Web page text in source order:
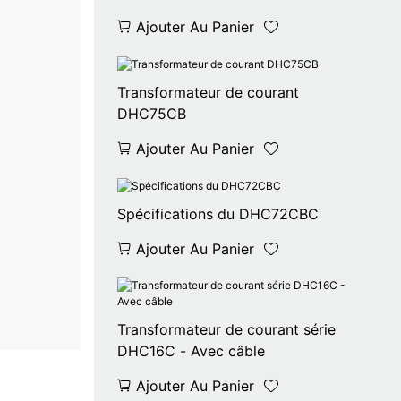
Ajouter Au Panier
Transformateur de courant
DHC75CB
Ajouter Au Panier
Spécifications du DHC72CBC
Ajouter Au Panier
Transformateur de courant série
DHC16C - Avec câble
Ajouter Au Panier